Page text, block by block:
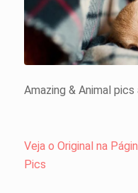
Amazing & Animal
Veja o Original na
Pics